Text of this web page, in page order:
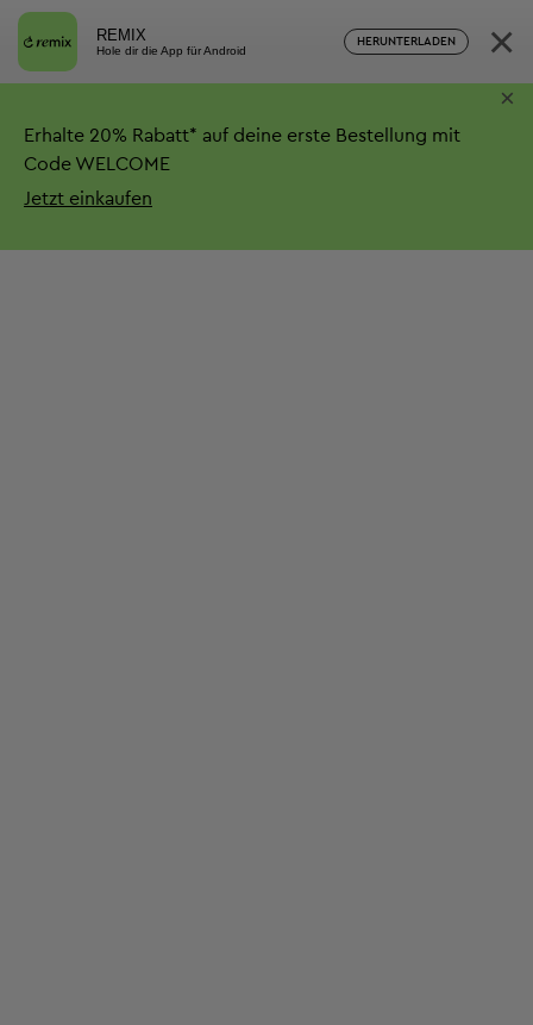
REMIX
Hole dir die App für Android
HERUNTERLADEN ×
Erhalte 20% Rabatt* auf deine erste Bestellung mit
Code WELCOME
Jetzt einkaufen
×